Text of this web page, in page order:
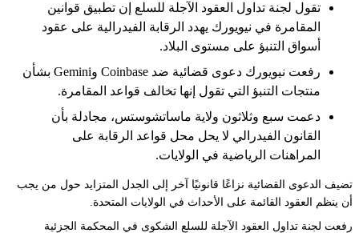
تقول لجنة تداول العقود الآجلة للسلع إن تطبيق قوانين
المقامرة في نيويورك يهدد الرقابة الفيدرالية على عقود
أسواق التنبؤ على مستوى البلاد.
رفعت نيويورك دعوى قضائية ضد Coinbase وGemini بشأن
منتجات التنبؤ التي تقول إنها تخالف قواعد المقامرة.
دعمت سبع وثلاثون ولاية ماساتشوستس، مجادلة بأن
القانون الفيدرالي لا يحل محل قواعد الرقابة على
المراهنات الرياضية في الولايات.
تضيف الدعوى القضائية نزاعًا قانونيًا آخر إلى الجدل المتزايد حول من يجب
أن ينظم العقود القائمة على الأحداث في الولايات المتحدة.
رفعت لجنة تداول العقود الآجلة للسلع الشكوى في المحكمة الجزئية